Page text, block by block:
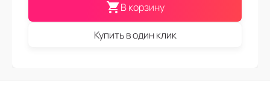
В корзину
Купить в один клик